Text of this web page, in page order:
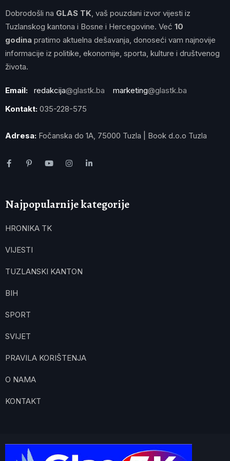
Dobrodošli na GLAS TK , vaš pouzdani izvor vijesti iz
Tuzlanskog kantona i Bosne i Hercegovine. Već 10
godina pratimo aktuelna dešavanja, donoseći vam najnovije
informacije iz politike, ekonomije, sporta, kulture i društvenog
života.
Email: redakcija@glastk.ba marketing@glastk.ba
Kontakt: 035-228-575
Adresa: Fočanska do 1A, 75000 Tuzla | Book d.o.o Tuzla
Najpopularnije kategorije
HRONIKA TK
VIJESTI
TUZLANSKI KANTON
BIH
SPORT
SVIJET
PRAVILA KORIŠTENJA
O NAMA
KONTAKT